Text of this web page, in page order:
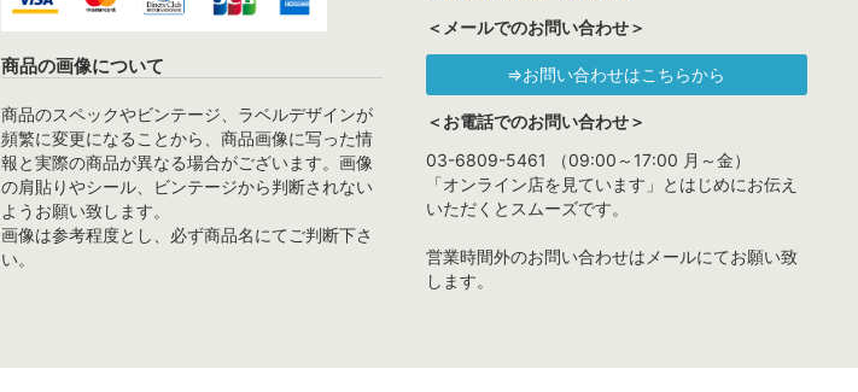
商品の画像について
商品のスペックやビンテージ、ラベルデザインが
頻繁に変更になることから、商品画像に写った情
報と実際の商品が異なる場合がございます。画像
の肩貼りやシール、ビンテージから判断されない
ようお願い致します。
画像は参考程度とし、必ず商品名にてご判断下さ
い。
＜メールでのお問い合わせ＞
⇒お問い合わせはこちらから
＜お電話でのお問い合わせ＞
03-6809-5461 （09:00～17:00 月～金）
「オンライン店を見ています」とはじめにお伝え
いただくとスムーズです。
営業時間外のお問い合わせはメールにてお願い致
します。